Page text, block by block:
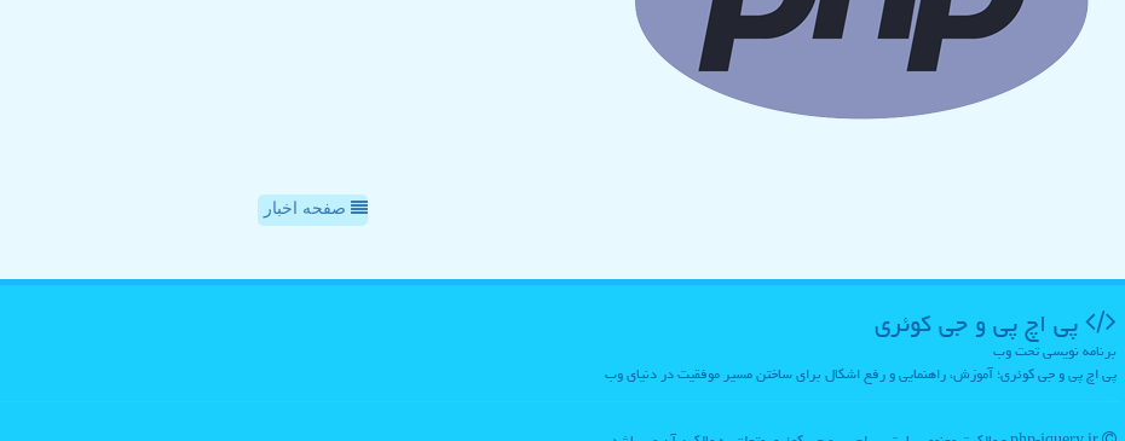
صفحه اخبار
پی اچ پی و جی كوئری
برنامه نویسی تحت وب
پی اچ پی و جی کوئری؛ آموزش، راهنمایی و رفع اشکال برای ساختن مسیر موفقیت در دنیای وب